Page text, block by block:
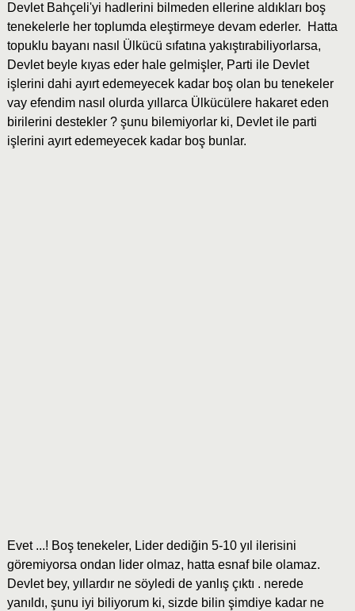
Devlet Bahçeli'yi hadlerini bilmeden ellerine aldıkları boş
tenekelerle her toplumda eleştirmeye devam ederler. Hatta
topuklu bayanı nasıl Ülkücü sıfatına yakıştırabiliyorlarsa,
Devlet beyle kıyas eder hale gelmişler, Parti ile Devlet
işlerini dahi ayırt edemeyecek kadar boş olan bu tenekeler
vay efendim nasıl olurda yıllarca Ülkücülere hakaret eden
birilerini destekler ? şunu bilemiyorlar ki, Devlet ile parti
işlerini ayırt edemeyecek kadar boş bunlar.
Evet ...! Boş tenekeler, Lider dediğin 5-10 yıl ilerisini
göremiyorsa ondan lider olmaz, hatta esnaf bile olamaz.
Devlet bey, yıllardır ne söyledi de yanlış çıktı . nerede
yanıldı, şunu iyi biliyorum ki, sizde bilin şimdiye kadar ne